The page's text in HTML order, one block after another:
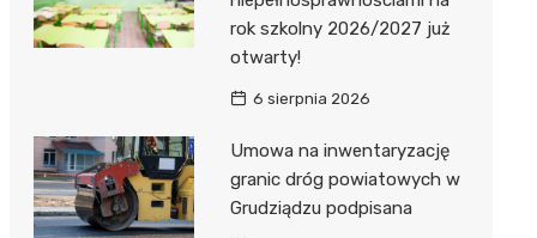
rok szkolny 2026/2027 już
otwarty!
6 sierpnia 2026
Umowa na inwentaryzację
granic dróg powiatowych w
Grudziądzu podpisana